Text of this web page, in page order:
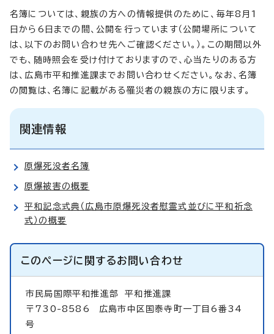
名簿については、親族の方への情報提供のために、毎年8月1
日から6日までの間、公開を行っています（公開場所について
は、以下のお問い合わせ先へご確認ください。）。この期間以外
でも、随時照会を受け付けておりますので、心当たりのある方
は、広島市平和推進課までお問い合わせください。なお、名簿
の閲覧は、名簿に記載がある罹災者の親族の方に限ります。
関連情報
原爆死没者名簿
原爆被害の概要
平和記念式典（広島市原爆死没者慰霊式並びに平和祈念
式）の概要
このページに関するお問い合わせ
市民局国際平和推進部平和推進課
〒730-8586 広島市中区国泰寺町一丁目6番34
号